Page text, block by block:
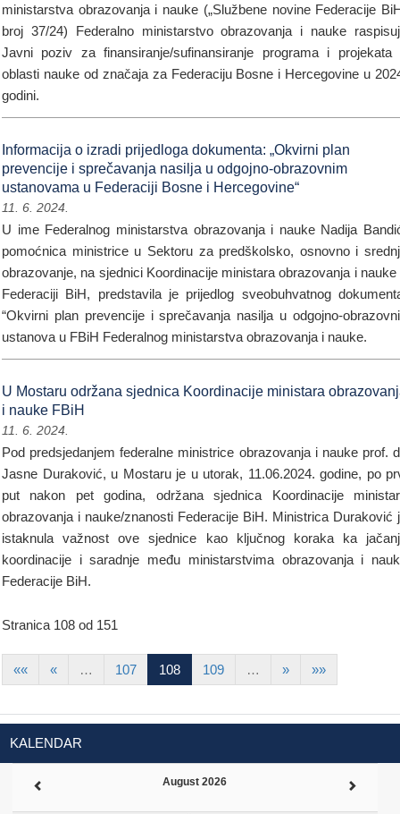
ministarstva obrazovanja i nauke („Službene novine Federacije
broj 37/24) Federalno ministarstvo obrazovanja i nauke
Javni poziv za finansiranje/sufinansiranje programa i projekata
oblasti nauke od značaja za Federaciju Bosne i Hercegovine u
godini.
Informacija o izradi prijedloga dokumenta: „Okvirni plan
prevencije i sprečavanja nasilja u odgojno-obrazovnim
ustanovama u Federaciji Bosne i Hercegovine“
11. 6. 2024.
U ime Federalnog ministarstva obrazovanja i nauke Nadija
pomoćnica ministrice u Sektoru za predškolsko, osnovno i
obrazovanje, na sjednici Koordinacije ministara obrazovanja i nauke
Federaciji BiH, predstavila je prijedlog sveobuhvatnog
“Okvirni plan prevencije i sprečavanja nasilja u odgojno-
ustanova u FBiH Federalnog ministarstva obrazovanja i nauke.
U Mostaru održana sjednica Koordinacije ministara
i nauke FBiH
11. 6. 2024.
Pod predsjedanjem federalne ministrice obrazovanja i nauke prof.
Jasne Duraković, u Mostaru je u utorak, 11.06.2024. godine, po
put nakon pet godina, održana sjednica Koordinacije
obrazovanja i nauke/znanosti Federacije BiH. Ministrica Duraković
istaknula važnost ove sjednice kao ključnog koraka ka
koordinacije i saradnje među ministarstvima obrazovanja i
Federacije BiH.
Stranica 108 od 151
«« « … 107 108 109 … » »»
KALENDAR
August 2026